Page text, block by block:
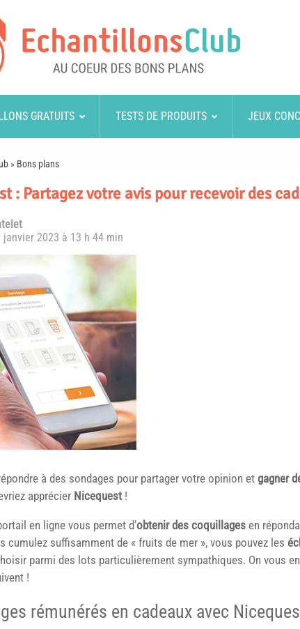
GRATUITS TESTS DE PRODUITS JEUX
» Bons plans
: Partagez votre avis pour recevoir des
janvier 2023 à 13 h 44 min
à des sondages pour partager votre opinion et gagner
apprécier Nicequest !
en ligne vous permet d’obtenir des coquillages en
cumulez suffisamment de « fruits de mer », vous pouvez les
parmi des lots particulièrement sympathiques. On vous
!
rémunérés en cadeaux avec